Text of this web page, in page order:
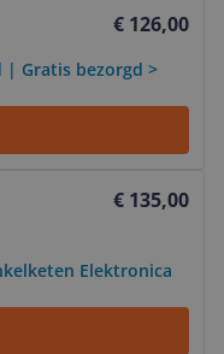
€ 126,00
| Gratis bezorgd >
€ 135,00
Elektronica